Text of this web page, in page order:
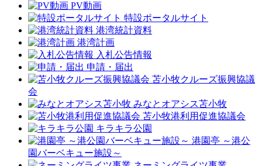
PV動画
特設ポータルサイト
港湾統計資料
港湾計画
入札公告情報
申請・届出
苫小牧クルーズ振興協議
会
みなとオアシス苫小牧
苫小牧港利用促進協議会
キラキラ公園
港園亭 ～港公
園バーベキュー施設～